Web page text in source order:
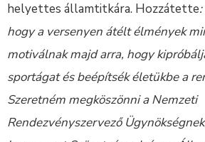
helyettes államtitkára. Hozzátette
hogy a versenyen átélt élmények
motiválnak majd arra, hogy
sportágat és beépítsék életükbe a
Szeretném megköszönni a Nemzeti
Rendezvényszervező